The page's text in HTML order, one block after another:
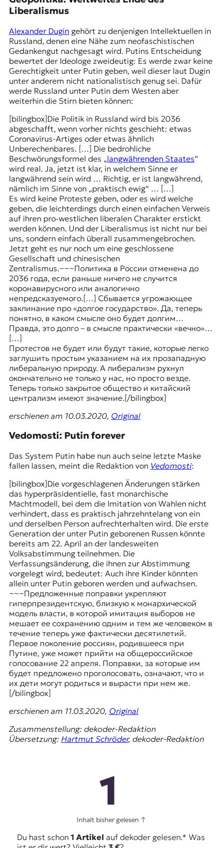
Liberalismus
Alexander Dugingehört zu denjenigen Intellektuellen in
Russland, denen eine Nähe zum neofaschistischen
Gedankengut nachgesagt wird. Putins Entscheidung
bewertet der Ideologe zweideutig: Es werde zwar keine
Gerechtigkeit unter Putin geben, weil dieser laut Dugin
unter anderem nicht nationalistisch genug sei. Dafür
werde Russland unter Putin dem Westen aber
weiterhin die Stirn bieten können:
[bilingbox]Die Politik in Russland wird bis 2036
abgeschafft, wenn vorher nichts geschieht: etwas
Coronavirus-Artiges oder etwas ähnlich
Unberechenbares. […] Die bedrohliche
Beschwörungsformel des „langwährenden Staates“
wird real. Ja, jetzt ist klar, in welchem Sinne er
langwährend sein wird … Richtig, er ist langwährend,
nämlich im Sinne von „praktisch ewig“ … […]
Es wird keine Proteste geben, oder es wird welche
geben, die leichterdings durch einen einfachen Verweis
auf ihren pro-westlichen liberalen Charakter erstickt
werden können. Und der Liberalismus ist nicht nur bei
uns, sondern einfach überall zusammengebrochen.
Jetzt geht es nur noch um eine geschlossene
Gesellschaft und chinesischen
Zentralismus.~~~Политика в России отменена до
2036 года, если раньше ничего не случится
коронавирусного или аналогично
непредсказуемого.[…] Сбывается угрожающее
заклинание про «долгое государство». Да, теперь
понятно, в каком смысле оно будет долгим…
Правда, это долго – в смысле практически «вечно»…
[…]
Протестов не будет или будут такие, которые легко
заглушить простым указанием на их прозападную
либеральную природу. А либерализм рухнул
окончательно не только у нас, но просто везде.
Теперь только закрытое общество и китайский
централизм имеют значение.[/bilingbox]
erschienen am 10.03.2020, Original
Vedomosti: Putin forever
Das System Putin habe nun auch seine letzte Maske
fallen lassen, meint die Redaktion von Vedomosti:
[bilingbox]Die vorgeschlagenen Änderungen stärken
das hyperpräsidentielle, fast monarchische
Machtmodell, bei dem die Imitation von Wahlen nicht
verhindert, dass es praktisch jahrzehntelang von ein
und derselben Person aufrechterhalten wird. Die erste
Generation der unter Putin geborenen Russen könnte
bereits am 22. April an der landesweiten
Volksabstimmung teilnehmen. Die
Verfassungsänderung, die ihnen zur Abstimmung
vorgelegt wird, bedeutet: Auch ihre Kinder könnten
allein unter Putin geboren werden und aufwachsen.
~~~Предложенные поправки укрепляют
гиперпрезидентскую, близкую к монархической
модель власти, в которой имитация выборов не
мешает ее сохранению одним и тем же человеком в
течение теперь уже фактически десятилетий.
Первое поколение россиян, родившееся при
Путине, уже может прийти на общероссийское
голосование 22 апреля. Поправки, за которые им
будет предложено проголосовать, означают, что и
их дети могут родиться и вырасти при нем же.
[/bilingbox]
erschienen am 11.03.2020, Original
Zusammenstellung: dekoder-Redaktion
Übersetzung: Hartmut Schröder, dekoder-Redaktion
1
Inhalt bisher gelesen ↑
Du hast schon 1 Artikel auf dekoder gelesen.* Was